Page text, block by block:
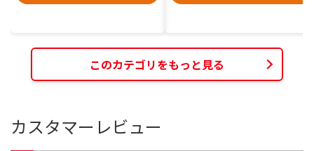
このカテゴリをもっと見る
カスタマーレビュー